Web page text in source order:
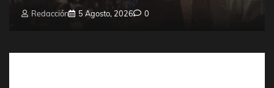
Redacción 5 Agosto, 2026 0